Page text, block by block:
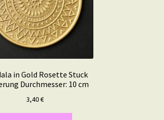
in Gold Rosette Stuck
Durchmesser: 10 cm
3,40€